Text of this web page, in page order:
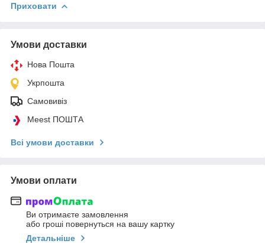
Приховати
Умови доставки
Нова Пошта
Укрпошта
Самовивіз
Meest ПОШТА
Всі умови доставки
Умови оплати
Ви отримаєте замовлення
або гроші повернуться на вашу картку
Детальніше